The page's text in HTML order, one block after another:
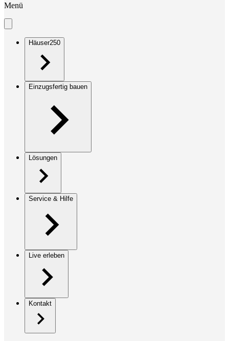
Menü
Häuser250
Einzugsfertig bauen
Lösungen
Service & Hilfe
Live erleben
Kontakt